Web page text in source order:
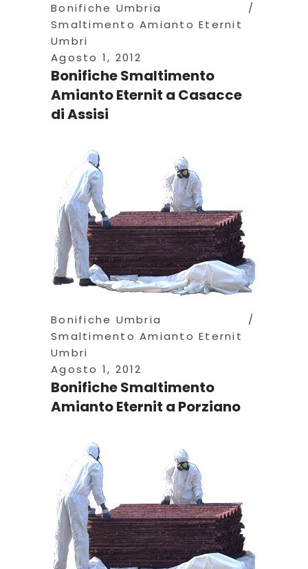
Bonifiche Umbria
Smaltimento Amianto Eternit
Umbri
Agosto 1, 2012
Bonifiche Smaltimento
Amianto Eternit a Casacce
di Assisi
Bonifiche Umbria
Smaltimento Amianto Eternit
Umbri
Agosto 1, 2012
Bonifiche Smaltimento
Amianto Eternit a Porziano